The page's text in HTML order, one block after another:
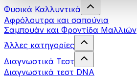
Φυσικά Καλλυντικά
Αφρόλουτρα και σαπούνια
Σαμπουάν και Φροντίδα Μαλλιών
Άλλες κατηγορίες
Διαγνωστικά Τεστ
Διαγνωστικά τεστ DNA